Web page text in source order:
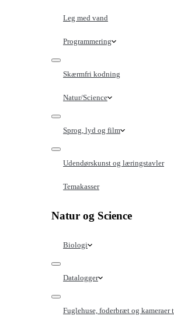
Leg med vand
Programmering
Skærmfri kodning
Natur/Science
Sprog, lyd og film
Udendørskunst og læringstavler
Temakasser
Natur og Science
Biologi
Datalogger
Fuglehuse, foderbræt og kameraer